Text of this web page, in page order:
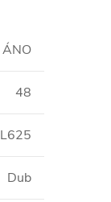
ÁNO
48
L625
Dub